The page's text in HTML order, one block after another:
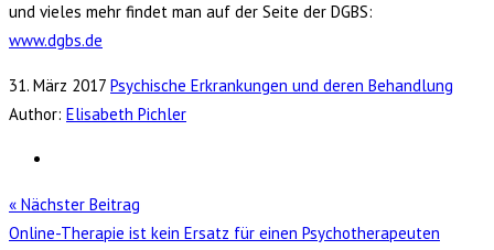
und vieles mehr findet man auf der Seite der DGBS:
www.dgbs.de
31. März 2017 Psychische Erkrankungen und deren Behandlung
Author: Elisabeth Pichler
« Nächster Beitrag
Online-Therapie ist kein Ersatz für einen Psychotherapeuten